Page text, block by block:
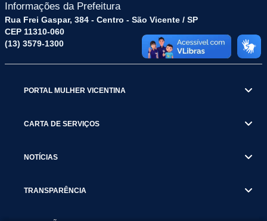
Informações da Prefeitura
Rua Frei Gaspar, 384 - Centro - São Vicente / SP
CEP 11310-060
(13) 3579-1300
PORTAL MULHER VICENTINA
CARTA DE SERVIÇOS
NOTÍCIAS
TRANSPARÊNCIA